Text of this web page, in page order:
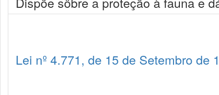
Lei nº 4.771, de 15 de Setembro de